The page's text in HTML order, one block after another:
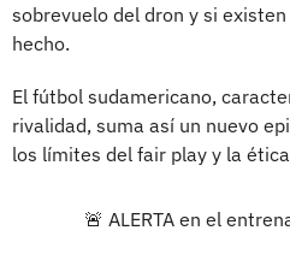
sobrevuelo del dron y si
hecho.
El fútbol sudamericano,
rivalidad, suma así un nuevo
los límites del fair play y la
🚨 ALERTA en el